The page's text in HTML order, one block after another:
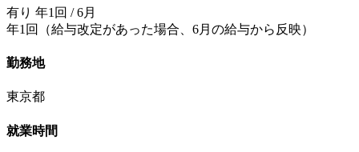
有り 年1回 / 6月
年1回（給与改定があった場合、6月の給与から反映）
勤務地
東京都
就業時間